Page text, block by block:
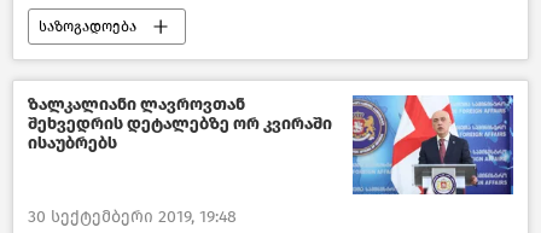
საზოგადოება
საქართველოს რეგიონები
საქართველო
ზალკალიანი ლავროვთან
შეხვედრის დეტალებზე ორ კვირაში
ისაუბრებს
30 სექტემბერი 2019, 19:48